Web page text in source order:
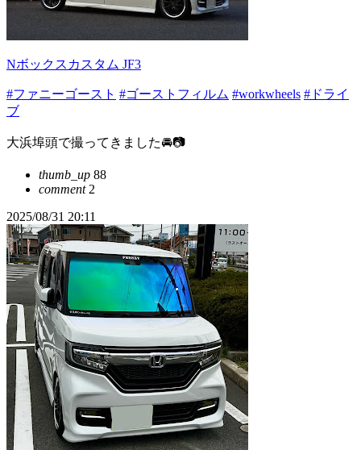
Nボックスカスタム JF3
#ファニーゴースト #ゴーストフィルム #workwheels #ドライ
ブ
大浜埠頭で撮ってきました🚘📷
thumb_up 88
comment2
2025/08/31 20:11